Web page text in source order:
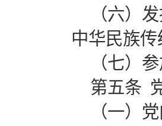
（六）
中华民族传
（七）
第五条
（一）